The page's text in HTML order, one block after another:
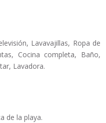
Lavavajillas, Ropa de
Cocina completa, Baño,
Lavadora.
de la playa.